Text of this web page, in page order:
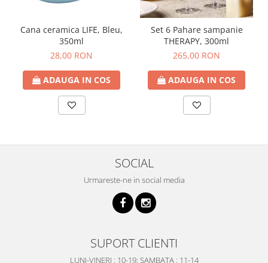
Cana ceramica LIFE, Bleu,
350ml
28,00 RON
ADAUGA IN COS
Set 6 Pahare sampanie
THERAPY, 300ml
265,00 RON
ADAUGA IN COS
SOCIAL
Urmareste-ne in social media
SUPORT CLIENTI
LUNI-VINERI : 10-19; SAMBATA : 11-14